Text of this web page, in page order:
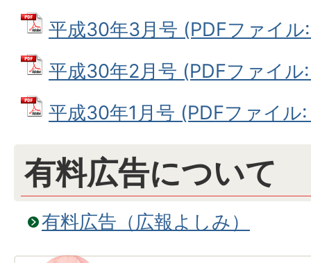
平成30年3月号 (PDFファイル
平成30年2月号 (PDFファイル
平成30年1月号 (PDFファイル
有料広告について
有料広告（広報よしみ）